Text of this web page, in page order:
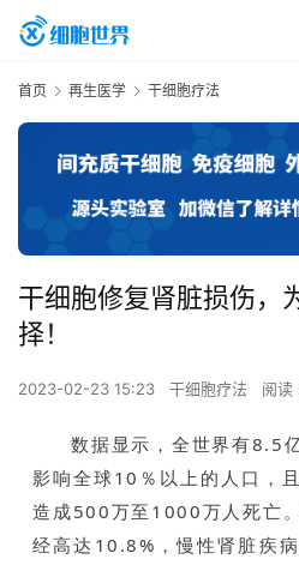
首页 再生医学 干细胞疗法
干细胞修复肾脏损伤，
择！
2023-02-23 15:23 干细胞疗法 阅读
数据显示，全世界有8.5
影响全球10％以上的人口，
造成500万至1000万人死亡
经高达10.8%，慢性肾脏疾